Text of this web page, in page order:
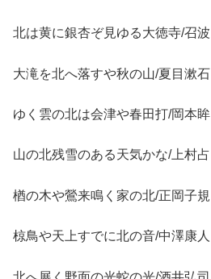
北は黄に銀杏ぞ見ゆる大徳寺/召波
大滝を北へ落すや秋の山/夏目漱石
ゆく雲の北は会津や春田打/岡本眸
山の北残雪のある天気かな/上村占
楢の木や鶯来鳴く家の北/正岡子規
椋鳥や天上すでに北の音/中澤康人